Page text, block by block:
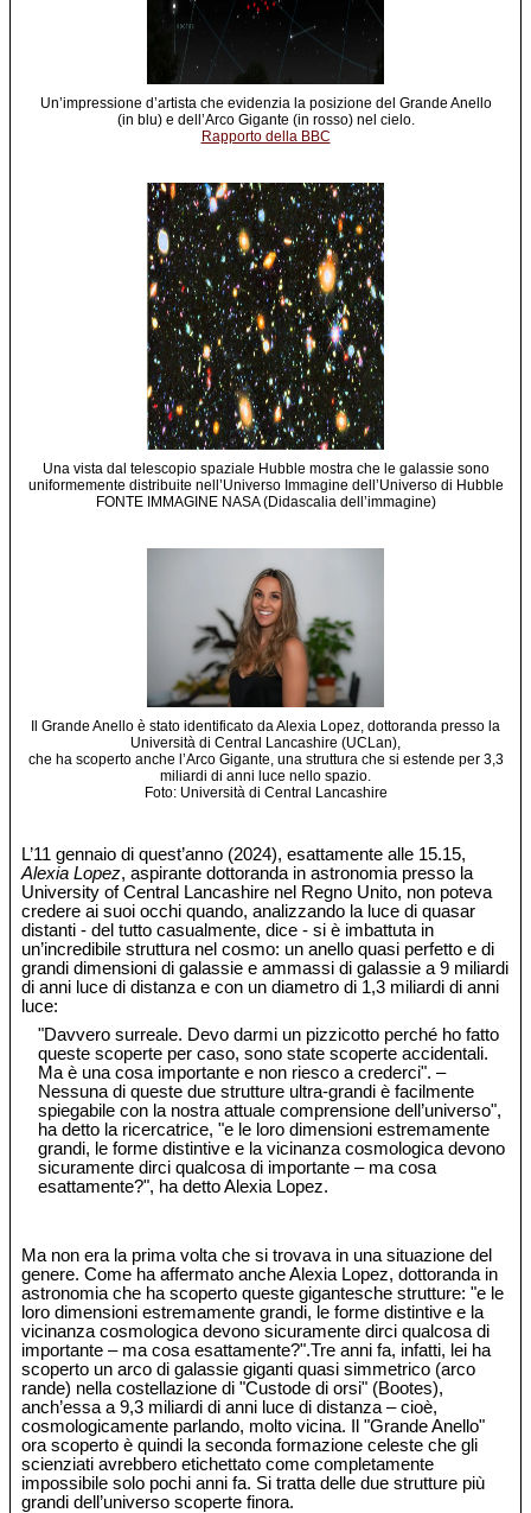
Un’impressione d’artista che evidenzia la posizione del Grande Anello
(in blu) e dell’Arco Gigante (in rosso) nel cielo.
Rapporto della BBC
Una vista dal telescopio spaziale Hubble mostra che le galassie sono
uniformemente distribuite nell’Universo Immagine dell’Universo di Hubble
FONTE IMMAGINE NASA (Didascalia dell’immagine)
Il Grande Anello è stato identificato da Alexia Lopez, dottoranda presso la
Università di Central Lancashire (UCLan),
che ha scoperto anche l’Arco Gigante, una struttura che si estende per 3,3
miliardi di anni luce nello spazio.
Foto: Università di Central Lancashire
L’11 gennaio di quest’anno (2024), esattamente alle 15.15,
Alexia Lopez, aspirante dottoranda in astronomia presso la
University of Central Lancashire nel Regno Unito, non poteva
credere ai suoi occhi quando, analizzando la luce di quasar
distanti - del tutto casualmente, dice - si è imbattuta in
un’incredibile struttura nel cosmo: un anello quasi perfetto e di
grandi dimensioni di galassie e ammassi di galassie a 9 miliardi
di anni luce di distanza e con un diametro di 1,3 miliardi di anni
luce:
"Davvero surreale. Devo darmi un pizzicotto perché ho fatto
queste scoperte per caso, sono state scoperte accidentali.
Ma è una cosa importante e non riesco a crederci". –
Nessuna di queste due strutture ultra-grandi è facilmente
spiegabile con la nostra attuale comprensione dell’universo",
ha detto la ricercatrice, "e le loro dimensioni estremamente
grandi, le forme distintive e la vicinanza cosmologica devono
sicuramente dirci qualcosa di importante – ma cosa
esattamente?", ha detto Alexia Lopez.
Ma non era la prima volta che si trovava in una situazione del
genere. Come ha affermato anche Alexia Lopez, dottoranda in
astronomia che ha scoperto queste gigantesche strutture: "e le
loro dimensioni estremamente grandi, le forme distintive e la
vicinanza cosmologica devono sicuramente dirci qualcosa di
importante – ma cosa esattamente?".Tre anni fa, infatti, lei ha
scoperto un arco di galassie giganti quasi simmetrico (arco
rande) nella costellazione di "Custode di orsi" (Bootes),
anch’essa a 9,3 miliardi di anni luce di distanza – cioè,
cosmologicamente parlando, molto vicina. Il "Grande Anello"
ora scoperto è quindi la seconda formazione celeste che gli
scienziati avrebbero etichettato come completamente
impossibile solo pochi anni fa. Si tratta delle due strutture più
grandi dell’universo scoperte finora.